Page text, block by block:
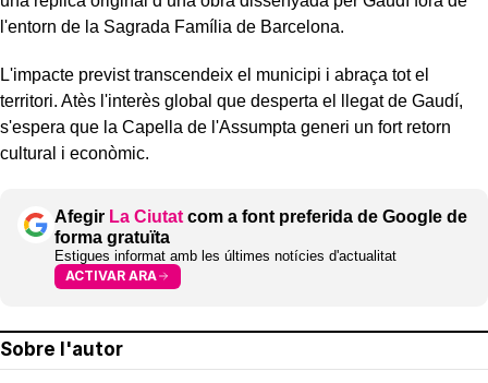
l'entorn de la Sagrada Família de Barcelona.
L'impacte previst transcendeix el municipi i abraça tot el
territori. Atès l'interès global que desperta el llegat de Gaudí,
s'espera que la Capella de l'Assumpta generi un fort retorn
cultural i econòmic.
Afegir La Ciutat com a font preferida de Google de
forma gratuïta
Estigues informat amb les últimes notícies d'actualitat
ACTIVAR ARA
Sobre l'autor